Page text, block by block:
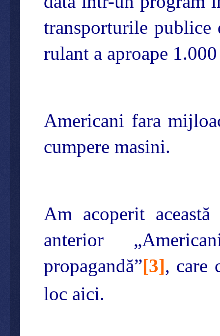
transporturile publice
rulant a aproape
Americani fara
cumpere masini.
Am acoperit
anterior
propagandă”[3], care
loc aici.